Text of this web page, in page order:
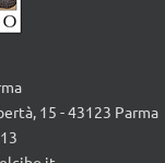
15 - 43123 Parma